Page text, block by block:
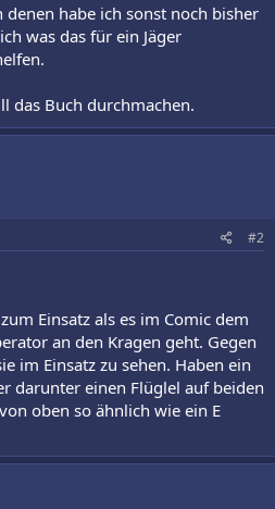
denen habe ich sonst noch bisher
was das für ein Jäger
das Buch durchmachen.
#2
Einsatz als es im Comic dem
an den Kragen geht. Gegen
im Einsatz zu sehen. Haben ein
darunter einen Flüglel auf beiden
oben so ähnlich wie ein E